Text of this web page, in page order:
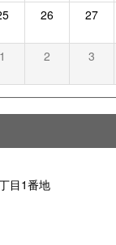
26 27
1 2 3
目1番地